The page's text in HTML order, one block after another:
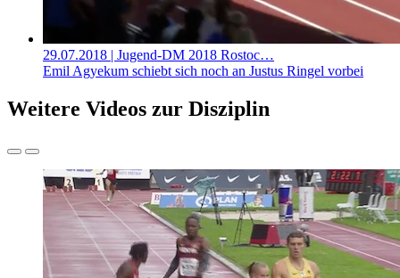
29.07.2018 | Jugend-DM 2018 Rostoc…
Emil Agyekum schiebt sich noch an Justus Ringel vorbei
Weitere Videos zur Disziplin